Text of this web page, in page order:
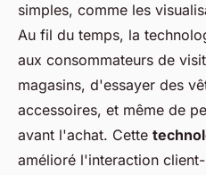
simples, comme les
Au fil du temps, la
aux consommateurs de
magasins, d'essayer des
accessoires, et même de
avant l'achat. Cette
amélioré l'interaction